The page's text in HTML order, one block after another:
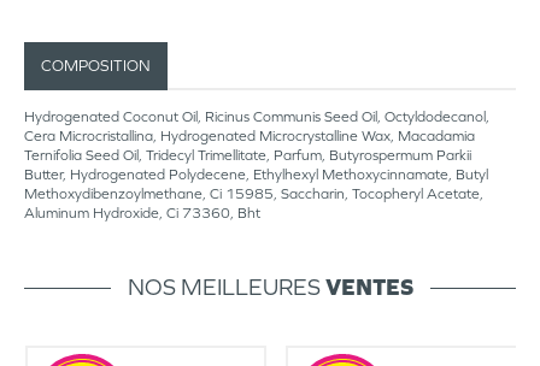
COMPOSITION
Hydrogenated Coconut Oil, Ricinus Communis Seed Oil, Octyldodecanol,
Cera Microcristallina, Hydrogenated Microcrystalline Wax, Macadamia
Ternifolia Seed Oil, Tridecyl Trimellitate, Parfum, Butyrospermum Parkii
Butter, Hydrogenated Polydecene, Ethylhexyl Methoxycinnamate, Butyl
Methoxydibenzoylmethane, Ci 15985, Saccharin, Tocopheryl Acetate,
Aluminum Hydroxide, Ci 73360, Bht
NOS MEILLEURESVENTES